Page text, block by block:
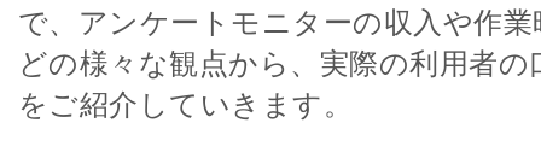
で、アンケートモニターの収入や作
どの様々な観点から、実際の利用者の
をご紹介していきます。